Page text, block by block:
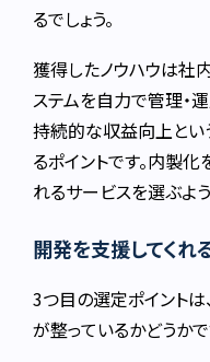
るでしょう。
獲得したノウハウは社
ステムを自力で管理・
持続的な収益向上とい
るポイントです。内製
れるサービスを選ぶよう
開発を支援してくれ
3つ目の選定ポイントは
が整っているかどうかで